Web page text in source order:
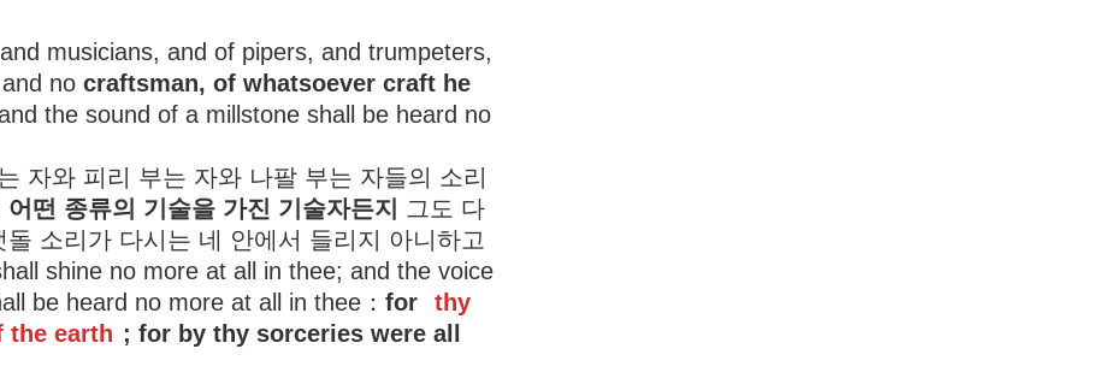
musicians, and of pipers, and trumpeters,
no craftsman, of whatsoever craft he
the sound of a millstone shall be heard no
자와 피리 부는 자와 나팔 부는 자들의 소리
어떤 종류의 기술을 가진 기술자든지
그도 다
소리가 다시는 네 안에서 들리지 아니하고
shine no more at all in thee; and the voice
be heard no more at all in thee： for
thy
the earth ; for by thy sorceries were all